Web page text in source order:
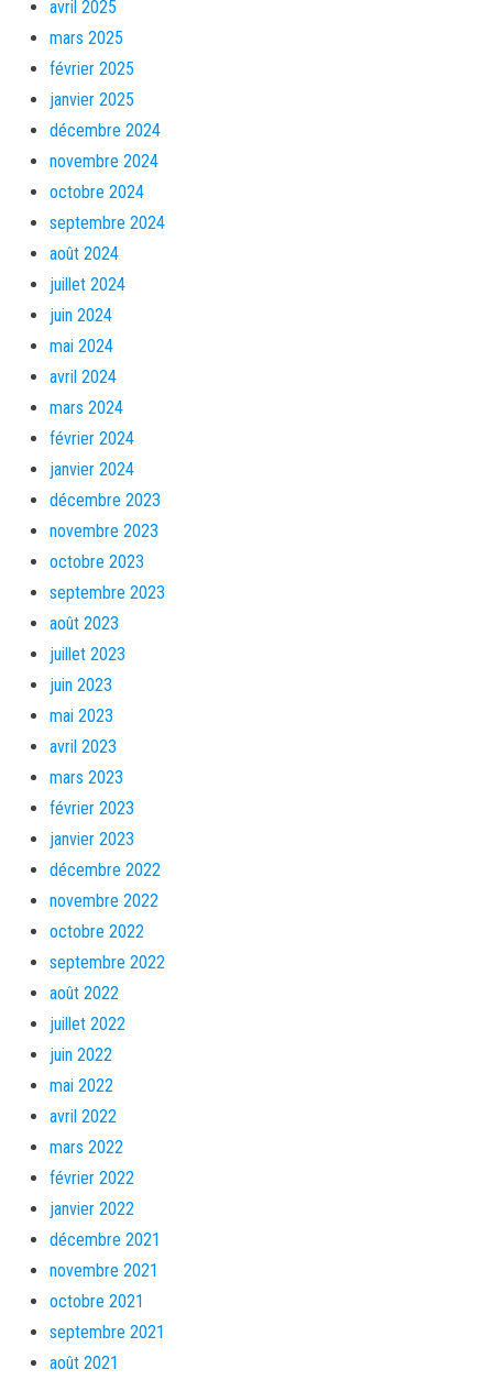
avril 2025
mars 2025
février 2025
janvier 2025
décembre 2024
novembre 2024
octobre 2024
septembre 2024
août 2024
juillet 2024
juin 2024
mai 2024
avril 2024
mars 2024
février 2024
janvier 2024
décembre 2023
novembre 2023
octobre 2023
septembre 2023
août 2023
juillet 2023
juin 2023
mai 2023
avril 2023
mars 2023
février 2023
janvier 2023
décembre 2022
novembre 2022
octobre 2022
septembre 2022
août 2022
juillet 2022
juin 2022
mai 2022
avril 2022
mars 2022
février 2022
janvier 2022
décembre 2021
novembre 2021
octobre 2021
septembre 2021
août 2021